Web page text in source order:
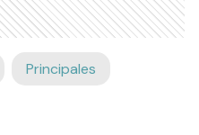
Principales